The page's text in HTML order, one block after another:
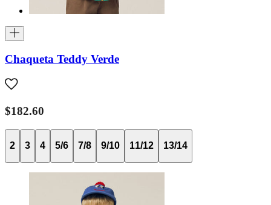
Chaqueta Teddy Verde
$182.60
2 3 4 5/6 7/8 9/10 11/12 13/14